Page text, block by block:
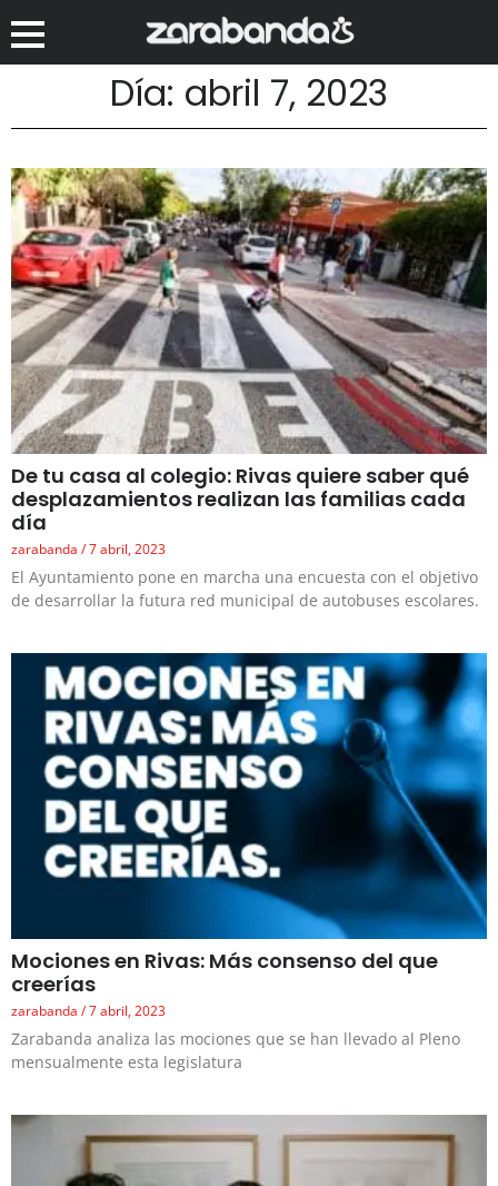
Día: abril 7, 2023
De tu casa al colegio: Rivas quiere saber qué
desplazamientos realizan las familias cada
día
zarabanda 7 abril, 2023
El Ayuntamiento pone en marcha una encuesta con el objetivo
de desarrollar la futura red municipal de autobuses escolares.
Mociones en Rivas: Más consenso del que
creerías
zarabanda 7 abril, 2023
Zarabanda analiza las mociones que se han llevado al Pleno
mensualmente esta legislatura